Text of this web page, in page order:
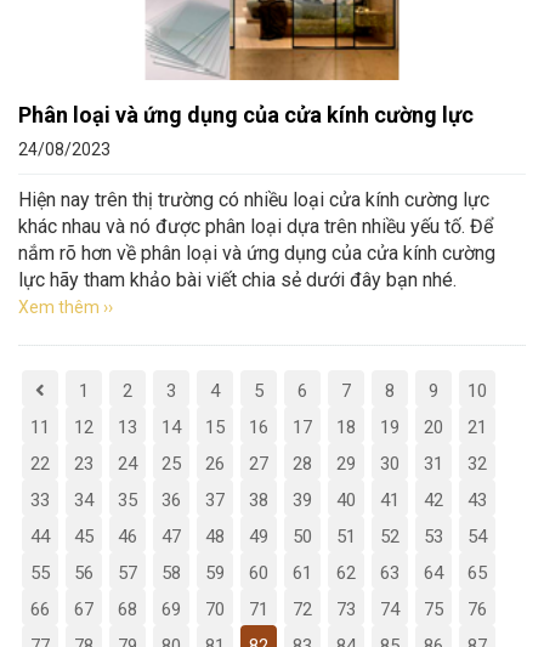
Phân loại và ứng dụng của cửa kính cường lực
24/08/2023
Hiện nay trên thị trường có nhiều loại cửa kính cường lực
khác nhau và nó được phân loại dựa trên nhiều yếu tố. Để
nắm rõ hơn về phân loại và ứng dụng của cửa kính cường
lực hãy tham khảo bài viết chia sẻ dưới đây bạn nhé.
Xem thêm ››
1 2 3 4 5 6 7 8 9
10
11
12 13 14 15 16 17 18 19 20
21
22
23 24 25 26 27 28 29 30 31
32
33
34 35 36 37 38 39 40 41 42
43
44
45 46 47 48 49 50 51 52 53
54
55
56 57 58 59 60 61 62 63 64
65
66
67 68 69 70 71 72 73 74 75
76